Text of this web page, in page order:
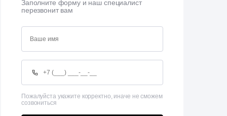
Заполните форму и наш специалист
перезвонит вам
Пожалуйста укажите корректно, иначе не сможем
созвониться